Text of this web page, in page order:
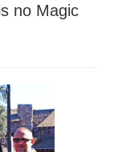
no Magic